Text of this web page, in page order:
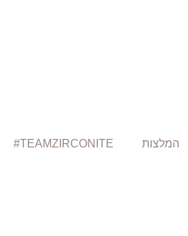
המלצות TEAMZIRCONITE#